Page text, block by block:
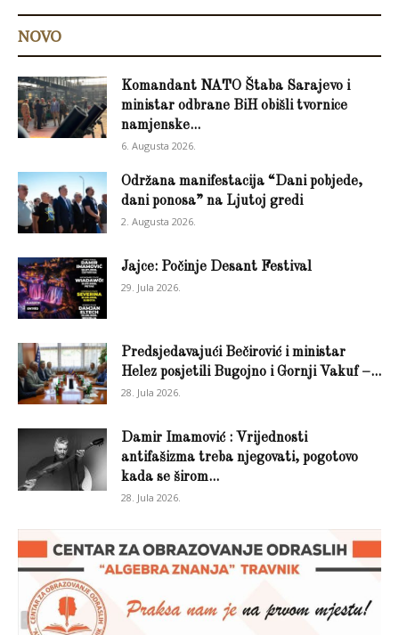
NOVO
Komandant NATO Štaba Sarajevo i
ministar odbrane BiH obišli tvornice
namjenske...
6. Augusta 2026.
Održana manifestacija “Dani pobjede,
dani ponosa” na Ljutoj gredi
2. Augusta 2026.
Jajce: Počinje Desant Festival
29. Jula 2026.
Predsjedavajući Bečirović i ministar
Helez posjetili Bugojno i Gornji Vakuf –...
28. Jula 2026.
Damir Imamović : Vrijednosti
antifašizma treba njegovati, pogotovo
kada se širom...
28. Jula 2026.